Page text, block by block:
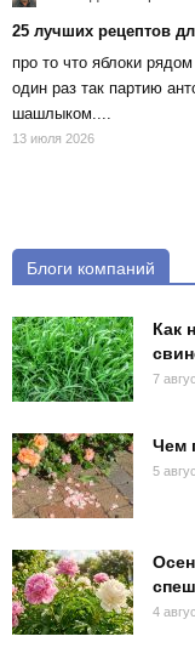
25 лучших рецептов
про то что яблоки
один раз так партию
шашлыком....
13 июля 2026
Блоги компаний
Как
7
Чем
5
4